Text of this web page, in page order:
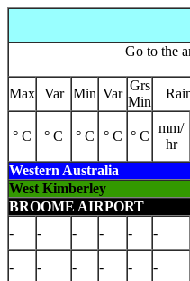
Go to the
Max Var Min Var
Grs
Min
° C ° C ° C ° C ° C
mm/
hr
Western Australia
West Kimberley
BROOME AIRPORT
-
- - - - -
- - - - - -